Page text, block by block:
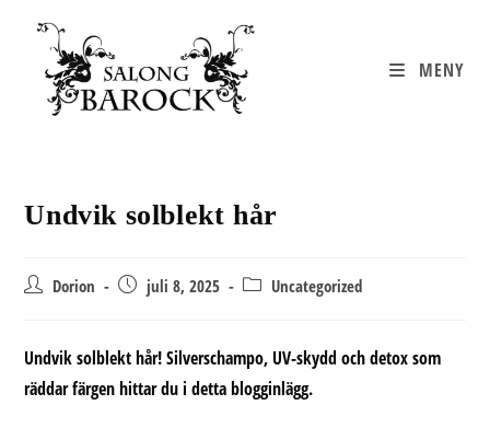
innehållet
MENY
Undvik solblekt hår
Inläggsförfattare:
Dorion
Inläggetjuli 8, 2025 Inläggskategori:
Uncategorized
Undvik solblekt hår! Silverschampo, UV-skydd och detox som
räddar färgen hittar du i detta blogginlägg.